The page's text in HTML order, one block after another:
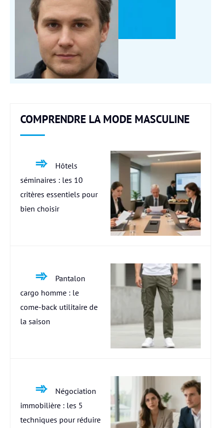
COMPRENDRE LA MODE MASCULINE
Hôtels
séminaires : les 10
critères essentiels pour
bien choisir
Pantalon
cargo homme : le
come-back utilitaire de
la saison
Négociation
immobilière : les 5
techniques pour réduire